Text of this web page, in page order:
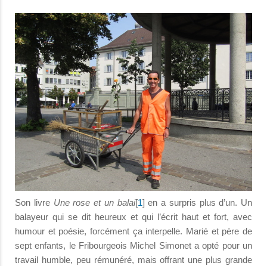
Son livre Une rose et un balai[1] en a surpris plus d’un. Un
balayeur qui se dit heureux et qui l’écrit haut et fort, avec
humour et poésie, forcément ça interpelle. Marié et père de
sept enfants, le Fribourgeois Michel Simonet a opté pour un
travail humble, peu rémunéré, mais offrant une plus grande